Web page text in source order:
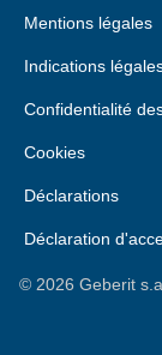
Mentions légales
Indications
Confidentialité
Cookies
Déclarations
Déclaration
© 2026 Geberit